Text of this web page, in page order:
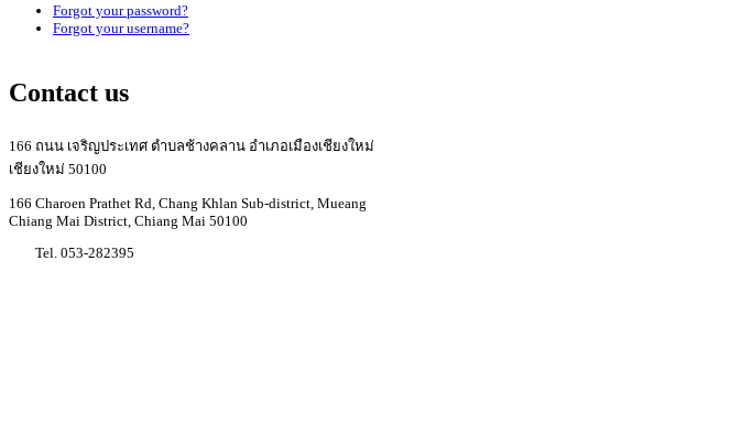
Forgot your password?
Forgot your username?
Contact us
166 ถนน เจริญประเทศ ตำบลช้างคลาน อำเภอเมืองเชียงใหม่
เชียงใหม่ 50100
166 Charoen Prathet Rd, Chang Khlan Sub-district, Mueang
Chiang Mai District, Chiang Mai 50100
Tel. 053-282395